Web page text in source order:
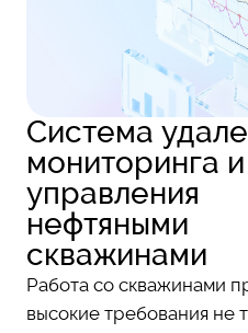
Система
мониторинга и
управления
нефтяными
скважинами
Работа со скважинами
высокие требования не